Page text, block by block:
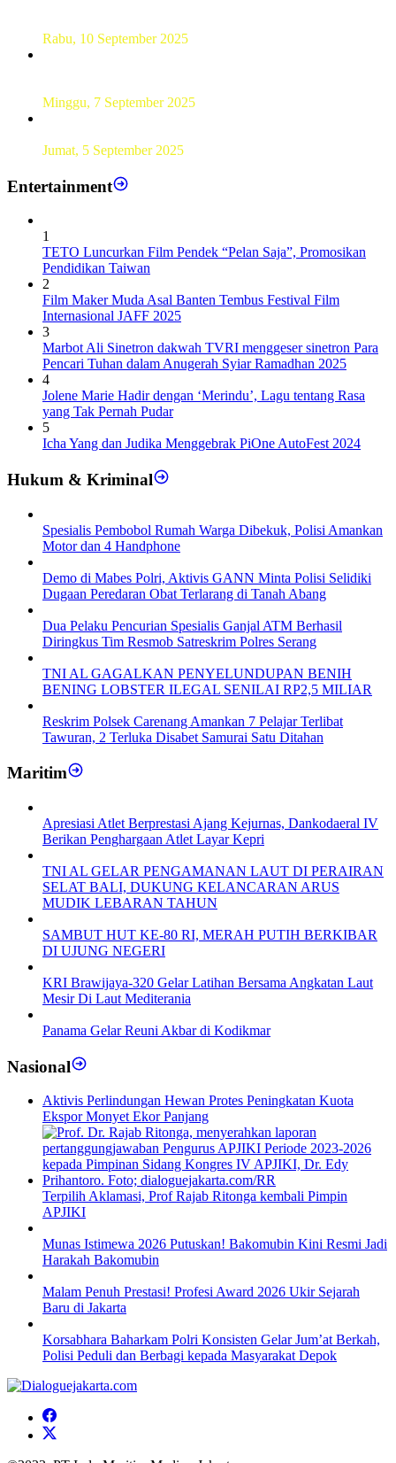
Rabu, 10 September 2025
Minggu, 7 September 2025
Jumat, 5 September 2025
Entertainment
1
TETO Luncurkan Film Pendek “Pelan Saja”, Promosikan
Pendidikan Taiwan
2
Film Maker Muda Asal Banten Tembus Festival Film
Internasional JAFF 2025
3
Marbot Ali Sinetron dakwah TVRI menggeser sinetron Para
Pencari Tuhan dalam Anugerah Syiar Ramadhan 2025
4
Jolene Marie Hadir dengan ‘Merindu’, Lagu tentang Rasa
yang Tak Pernah Pudar
5
Icha Yang dan Judika Menggebrak PiOne AutoFest 2024
Hukum & Kriminal
Spesialis Pembobol Rumah Warga Dibekuk, Polisi Amankan
Motor dan 4 Handphone
Demo di Mabes Polri, Aktivis GANN Minta Polisi Selidiki
Dugaan Peredaran Obat Terlarang di Tanah Abang
Dua Pelaku Pencurian Spesialis Ganjal ATM Berhasil
Diringkus Tim Resmob Satreskrim Polres Serang
TNI AL GAGALKAN PENYELUNDUPAN BENIH
BENING LOBSTER ILEGAL SENILAI RP2,5 MILIAR
Reskrim Polsek Carenang Amankan 7 Pelajar Terlibat
Tawuran, 2 Terluka Disabet Samurai Satu Ditahan
Maritim
Apresiasi Atlet Berprestasi Ajang Kejurnas, Dankodaeral IV
Berikan Penghargaan Atlet Layar Kepri
TNI AL GELAR PENGAMANAN LAUT DI PERAIRAN
SELAT BALI, DUKUNG KELANCARAN ARUS
MUDIK LEBARAN TAHUN
SAMBUT HUT KE-80 RI, MERAH PUTIH BERKIBAR
DI UJUNG NEGERI
KRI Brawijaya-320 Gelar Latihan Bersama Angkatan Laut
Mesir Di Laut Mediterania
Panama Gelar Reuni Akbar di Kodikmar
Nasional
Aktivis Perlindungan Hewan Protes Peningkatan Kuota
Ekspor Monyet Ekor Panjang
Terpilih Aklamasi, Prof Rajab Ritonga kembali Pimpin
APJIKI
Munas Istimewa 2026 Putuskan! Bakomubin Kini Resmi Jadi
Harakah Bakomubin
Malam Penuh Prestasi! Profesi Award 2026 Ukir Sejarah
Baru di Jakarta
Korsabhara Baharkam Polri Konsisten Gelar Jum’at Berkah,
Polisi Peduli dan Berbagi kepada Masyarakat Depok